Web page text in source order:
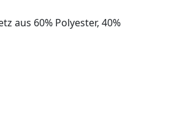
aus 60% Polyester, 40%